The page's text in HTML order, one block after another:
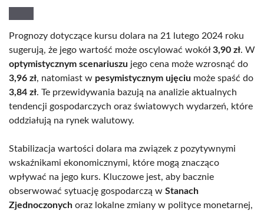
Prognozy dotyczące kursu dolara na 21 lutego 2024 roku
sugerują, że jego wartość może oscylować wokół3,90 zł. W
optymistycznym scenariuszu jego cena może wzrosnąć do
3,96 zł, natomiast w pesymistycznym ujęciu może spaść do
3,84 zł. Te przewidywania bazują na analizie aktualnych
tendencji gospodarczych oraz światowych wydarzeń, które
oddziałują na rynek walutowy.
Stabilizacja wartości dolara ma związek z pozytywnymi
wskaźnikami ekonomicznymi, które mogą znacząco
wpływać na jego kurs. Kluczowe jest, aby bacznie
obserwować sytuację gospodarczą w Stanach
Zjednoczonych oraz lokalne zmiany w polityce monetarnej,